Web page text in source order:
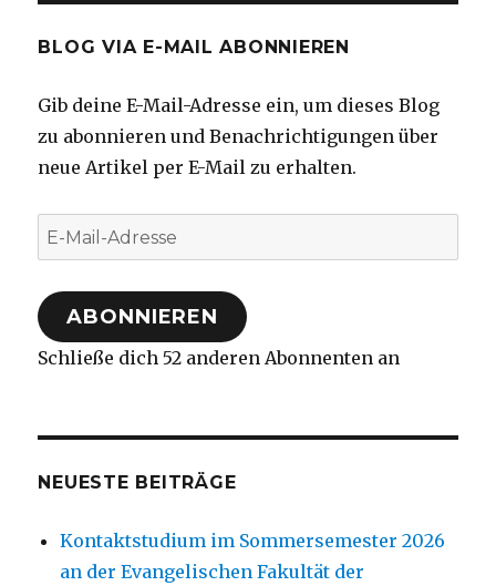
BLOG VIA E-MAIL ABONNIEREN
Gib deine E-Mail-Adresse ein, um dieses Blog
zu abonnieren und Benachrichtigungen über
neue Artikel per E-Mail zu erhalten.
E-
Mail-
Adresse
ABONNIEREN
Schließe dich 52 anderen Abonnenten an
NEUESTE BEITRÄGE
Kontaktstudium im Sommersemester 2026
an der Evangelischen Fakultät der